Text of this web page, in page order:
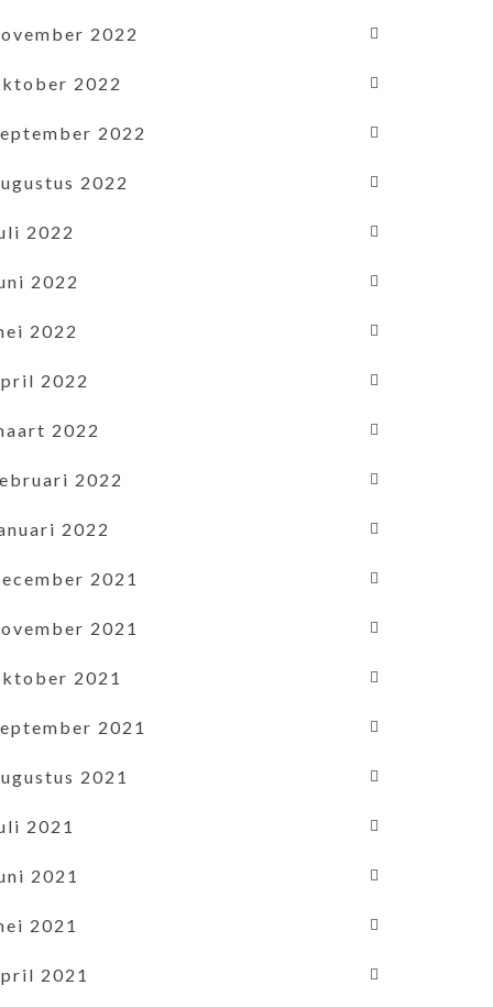
2022
2022
2022
2022
2022
2022
2022
2022
2022
2022
2022
2021
2021
2021
2021
2021
2021
2021
2021
2021